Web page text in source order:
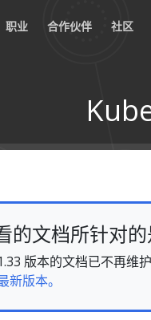
职业 合作伙伴 社区
的文档所针对
版本的文档已不再维
新版本。